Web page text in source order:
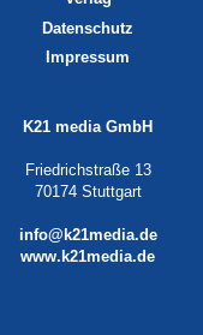
Datenschutz
Impressum
K21 media GmbH
Friedrichstraße 13
70174 Stuttgart
info@k21media.de
www.k21media.de